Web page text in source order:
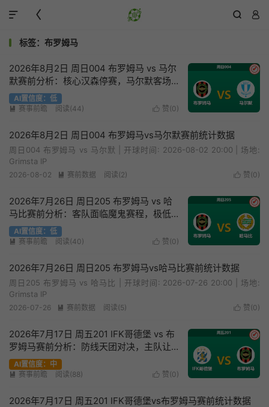
  

标签：布罗姆马
✔
2026年8月2日 周日004 布罗姆马 vs 马尔
默赛前分析：核心汉森停赛，马尔默客场
能否全取三分？
AI置信度：低
 赞(0)
 赛事前瞻 阅读(44)
2026年8月2日 周日004 布罗姆马vs马尔默赛前统计数据
周日004 布罗姆马 vs 马尔默 | 开球时间: 2026-08-02 20:00 | 场地:
Grimsta IP
 赞(0)
2026-08-02  赛前数据 阅读(2)
✔
2026年7月26日 周日205 布罗姆马 vs 哈
马比赛前分析：客队面临魔鬼赛程，极低
的数据支持度是否暗藏陷阱？
AI置信度：低
 赞(0)
 赛事前瞻 阅读(40)
2026年7月26日 周日205 布罗姆马vs哈马比赛前统计数据
周日205 布罗姆马 vs 哈马比 | 开球时间: 2026-07-26 20:00 | 场地:
Grimsta IP
 赞(0)
2026-07-26  赛前数据 阅读(5)
✔
2026年7月17日 周五201 IFK哥德堡 vs 布
罗姆马赛前分析：防线天团对决，主队让
步是否暗藏冷意？
AI置信度：中
 赞(0)
 赛事前瞻 阅读(88)
2026年7月17日 周五201 IFK哥德堡vs布罗姆马赛前统计数据